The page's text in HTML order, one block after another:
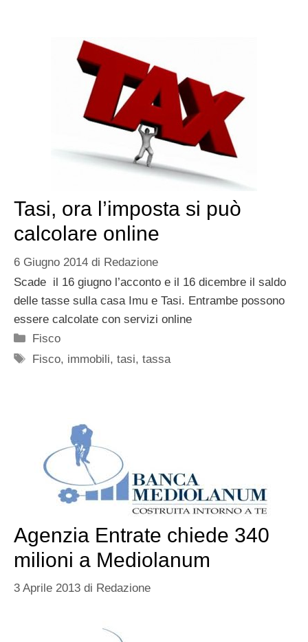
Tasi, ora l’imposta si può
calcolare online
6 Giugno 2014 di Redazione
Scade il 16 giugno l’acconto e il 16 dicembre il saldo
delle tasse sulla casa Imu e Tasi. Entrambe possono
essere calcolate con servizi online
Categorie
Fisco
Tag
Fisco, immobili,tasi,tassa
Agenzia Entrate chiede 340
milioni a Mediolanum
3 Aprile 2013 di Redazione